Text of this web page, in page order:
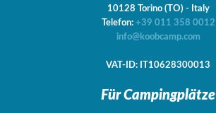
10128 Torino (TO) - Italy
Telefon: +39 011 358 0012
info@koobcamp.com
VAT-ID: IT10628300013
Für Campingplätze